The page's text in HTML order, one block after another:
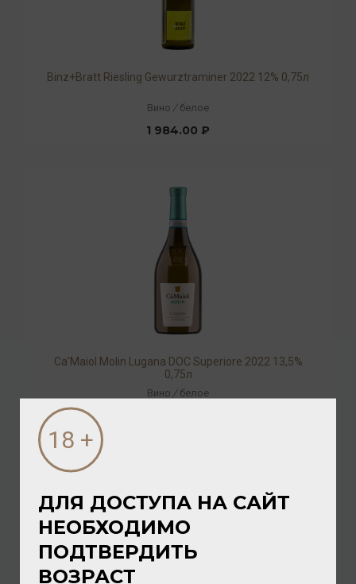
Binz+Bratt Riesling Gewurztraminer 2022 12% 0,75л
Вино / белое
1 984.00 ₽
Ca'Maiol Molin Lugana DOC Superiore 2022 13,5%
0,75л
Вино / белое
ДЛЯ ДОСТУПА НА САЙТ
НЕОБХОДИМО
ПОДТВЕРДИТЬ
ВОЗРАСТ